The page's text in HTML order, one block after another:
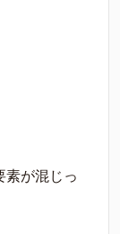
素が混じっ